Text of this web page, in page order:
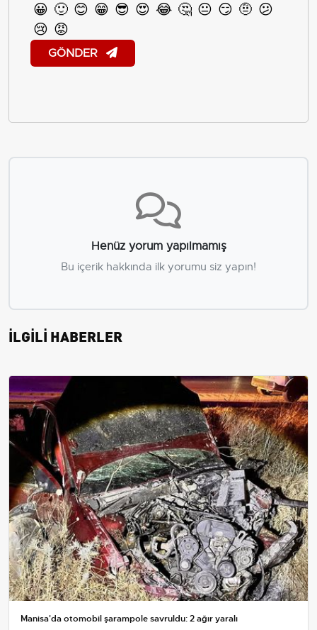
😀 🙂 😊 😁 😎 😍 😂 🤔 😐 😏 🤨 😕
😢 😡
GÖNDER
Henüz yorum yapılmamış
Bu içerik hakkında ilk yorumu siz yapın!
İLGİLİ HABERLER
Manisa'da otomobil şarampole savruldu: 2 ağır yaralı